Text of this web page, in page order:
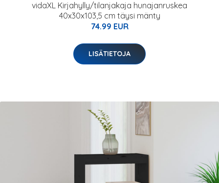
vidaXL Kirjahylly/tilanjakaja hunajanruskea
40x30x103,5 cm täysi mänty
74.99 EUR
LISÄTIETOJA